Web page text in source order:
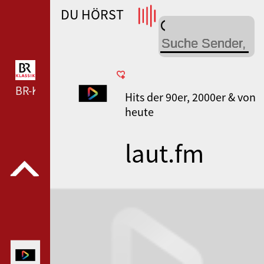
WDR 4 --- WDR 4 ---
BR-KLASSIK --- BR-KLASSIK ---
DU HÖRST
Hits der 90er, 2000er & von
heute
laut.fm
switchon